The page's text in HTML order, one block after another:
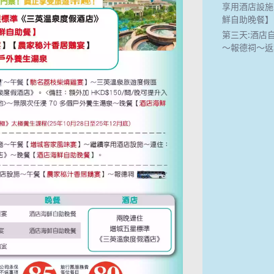
享用酒店設
鮮自助晚餐
第三天:酒店
～報德祠～